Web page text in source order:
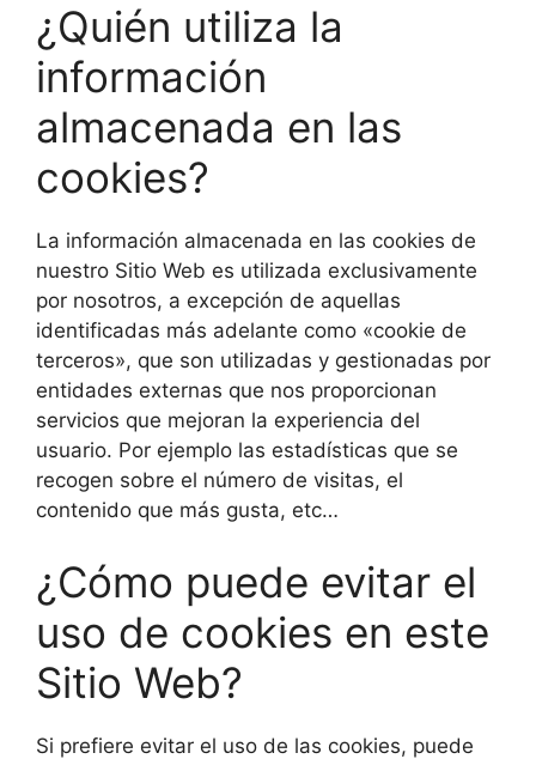
¿Quién utiliza la
información
almacenada en las
cookies?
La información almacenada en las cookies de
nuestro Sitio Web es utilizada exclusivamente
por nosotros, a excepción de aquellas
identificadas más adelante como «cookie de
terceros», que son utilizadas y gestionadas por
entidades externas que nos proporcionan
servicios que mejoran la experiencia del
usuario. Por ejemplo las estadísticas que se
recogen sobre el número de visitas, el
contenido que más gusta, etc…
¿Cómo puede evitar el
uso de cookies en este
Sitio Web?
Si prefiere evitar el uso de las cookies, puede